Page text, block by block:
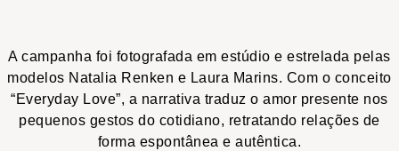
A campanha foi fotografada em estúdio e estrelada pelas
modelos Natalia Renken e Laura Marins. Com o conceito
“Everyday Love”, a narrativa traduz o amor presente nos
pequenos gestos do cotidiano, retratando relações de
forma espontânea e autêntica.